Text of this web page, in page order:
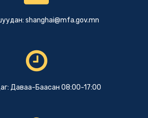
shanghai@mfa.gov.mn
Даваа-Баасан 08:00-17:00